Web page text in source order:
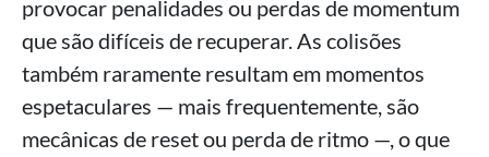
provocar penalidades ou perdas de momentum
que são difíceis de recuperar. As colisões
também raramente resultam em momentos
espetaculares — mais frequentemente, são
mecânicas de reset ou perda de ritmo —, o que